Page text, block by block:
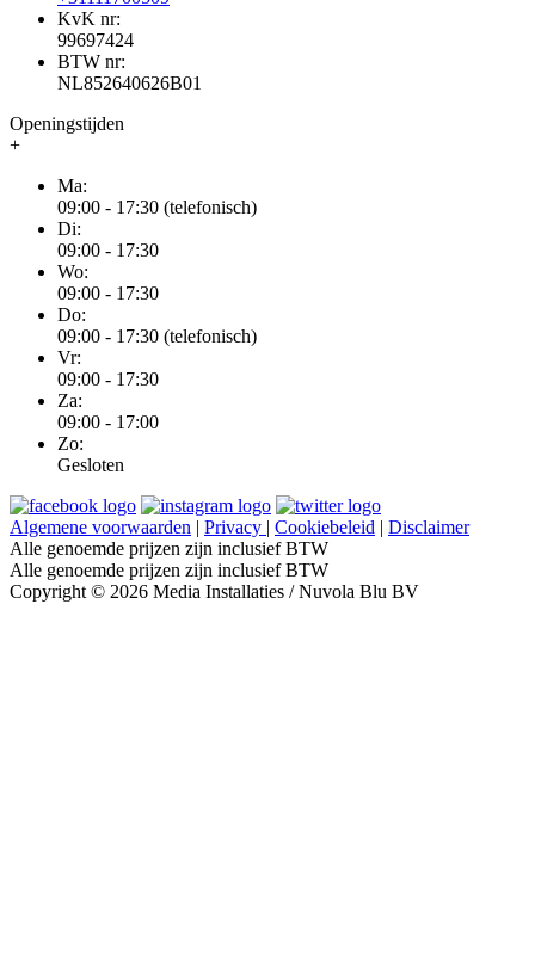
KvK nr:
99697424
BTW nr:
NL852640626B01
Openingstijden
+
Ma:
09:00 - 17:30 (telefonisch)
Di:
09:00 - 17:30
Wo:
09:00 - 17:30
Do:
09:00 - 17:30 (telefonisch)
Vr:
09:00 - 17:30
Za:
09:00 - 17:00
Zo:
Gesloten
Algemene voorwaarden | Privacy | Cookiebeleid | Disclaimer
Alle genoemde prijzen zijn inclusief BTW
Alle genoemde prijzen zijn inclusief BTW
Copyright © 2026 Media Installaties / Nuvola Blu BV